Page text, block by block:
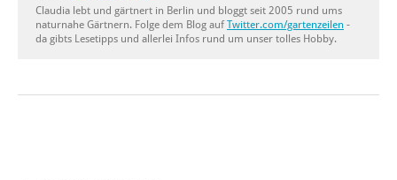
Claudia lebt und gärtnert in Berlin und bloggt seit 2005 rund ums
naturnahe Gärtnern. Folge dem Blog aufTwitter.com/gartenzeilen -
da gibts Lesetipps und allerlei Infos rund um unser tolles Hobby.